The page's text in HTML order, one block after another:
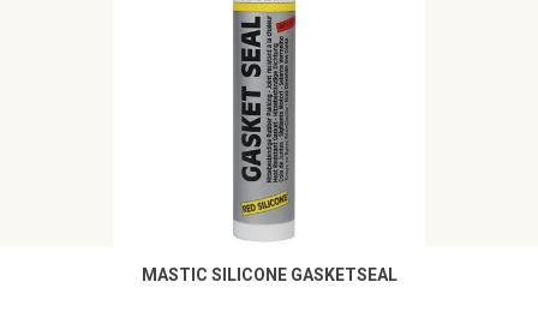
MASTIC SILICONE GASKETSEAL